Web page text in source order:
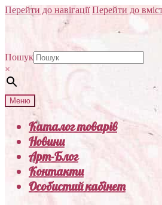
Перейти до навігації Перейти до
Пошук
×
Меню
Каталог товарів
Новини
Арт-Блог
Контакти
Особистий кабінет